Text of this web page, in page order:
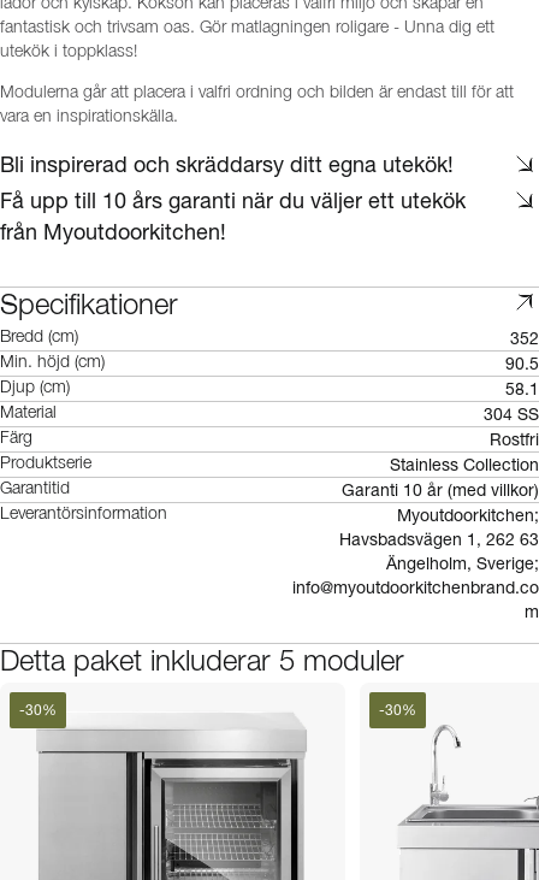
lådor och kylskåp. Köksön kan placeras i valfri miljö och skapar en
fantastisk och trivsam oas. Gör matlagningen roligare - Unna dig ett
utekök i toppklass!
Modulerna går att placera i valfri ordning och bilden är endast till för att
vara en inspirationskälla.
Bli inspirerad och skräddarsy ditt egna utekök!
Få upp till 10 års garanti när du väljer ett utekök
från Myoutdoorkitchen!
Specifikationer
Bredd (cm) 352
Min. höjd (cm) 90.5
Djup (cm) 58.1
Material 304 SS
Färg Rostfri
Produktserie Stainless Collection
Garantitid Garanti 10 år (med villkor)
Leverantörsinformation
Myoutdoorkitchen;
Havsbadsvägen 1, 262 63
Ängelholm, Sverige;
info@myoutdoorkitchenbrand.co
m
Detta paket inkluderar 5 moduler
-30% -30%